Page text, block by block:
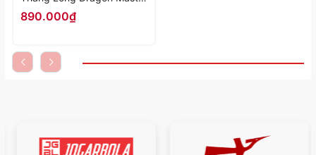
DG7400 - Hàng Chính
890.000₫